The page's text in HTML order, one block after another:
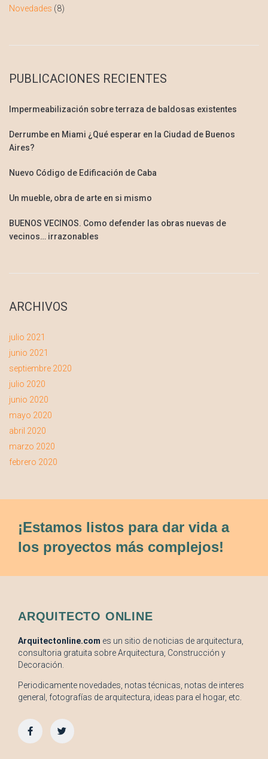
Novedades (8)
PUBLICACIONES RECIENTES
Impermeabilización sobre terraza de baldosas existentes
Derrumbe en Miami ¿Qué esperar en la Ciudad de Buenos
Aires?
Nuevo Código de Edificación de Caba
Un mueble, obra de arte en si mismo
BUENOS VECINOS. Como defender las obras nuevas de
vecinos… irrazonables
ARCHIVOS
julio 2021
junio 2021
septiembre 2020
julio 2020
junio 2020
mayo 2020
abril 2020
marzo 2020
febrero 2020
¡Estamos listos para dar vida a
los proyectos más complejos!
ARQUITECTO ONLINE
Arquitectonline.com es un sitio de noticias de arquitectura,
consultoria gratuita sobre Arquitectura, Construcción y
Decoración.
Periodicamente novedades, notas técnicas, notas de interes
general, fotografías de arquitectura, ideas para el hogar, etc.